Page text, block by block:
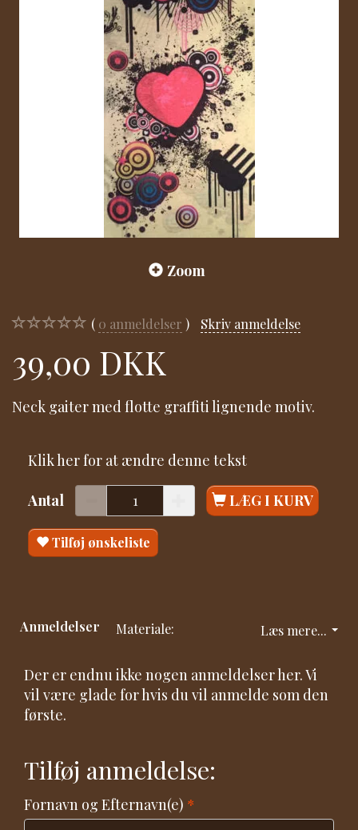
Zoom
0 anmeldelser Skriv anmeldelse
39,00 DKK
Neck gaiter med flotte graffiti lignende motiv.
Klik her for at ændre denne tekst
Antal LÆG I KURV
Tilføj ønskeliste
Læs mere...
Anmeldelser Materiale:
Der er endnu ikke nogen anmeldelser her. Vi
vil være glade for hvis du vil anmelde som den
første.
Tilføj anmeldelse:
Fornavn og Efternavn(e)